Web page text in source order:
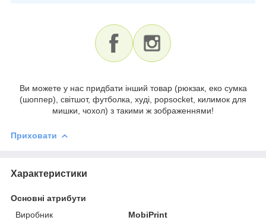
Ви можете у нас придбати інший товар (рюкзак, еко сумка
(шоппер), світшот, футболка, худі, popsocket, килимок для
мишки, чохол) з такими ж зображеннями!
Приховати
Характеристики
Основні атрибути
Виробник
MobiPrint